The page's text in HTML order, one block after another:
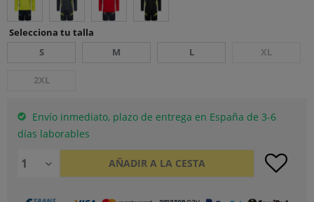
Selecciona tu talla
S
M L XL
2XL
Envío inmediato, plazo de entrega en España de 3-6
días laborables
AÑADIR A LA CESTA